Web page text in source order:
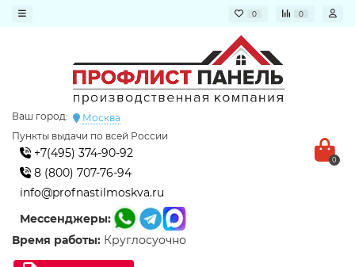
0 0
Ваш город:
Москва
Пункты выдачи по всей России
+7(495) 374-90-92
8 (800) 707-76-94
info@profnastilmoskva.ru
Мессенджеры:
Время работы: Круглосуочно
0